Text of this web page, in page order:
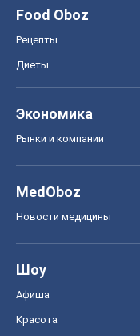
Food Oboz
Рецепты
Диеты
Экономика
Рынки и компании
MedOboz
Новости медицины
Шоу
Афиша
Красота